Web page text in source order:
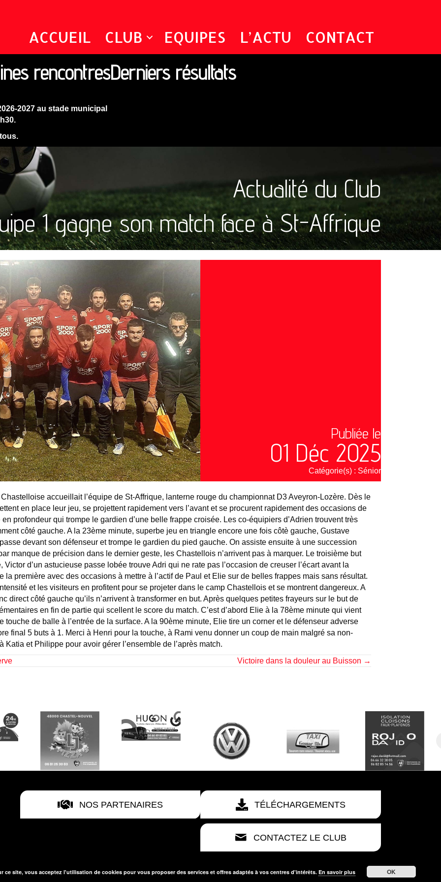
ACCUEIL CLUB EQUIPES L’ACTU CONTACT
rencontresDerniers résultats
2027 au stade municipal
Actualité du Club
1 gagne son match face à St-Affrique
Publiée le
01 Déc 2025
Catégorie(s) : Sénior
accueillait l’équipe de St-Affrique, lanterne rouge du championnat D3 Aveyron-Lozère. Dès le
en place leur jeu, se projettent rapidement vers l’avant et se procurent rapidement des occasions de
profondeur qui trompe le gardien d’une belle frappe croisée. Les co-équipiers d’Adrien trouvent très
côté gauche. A la 23ème minute, superbe jeu en triangle encore une fois côtè gauche, Gustave
devant son défenseur et trompe le gardien du pied gauche. On assiste ensuite à une succession
manque de précision dans le dernier geste, les Chastellois n’arrivent pas à marquer. Le troisième but
d’un astucieuse passe lobée trouve Adri qui ne rate pas l’occasion de creuser l’écart avant la
la première avec des occasions à mettre à l’actif de Paul et Elie sur de belles frappes mais sans résultat.
et les visiteurs en profitent pour se projeter dans le camp Chastellois et se montrent dangereux. A
direct côté gauche qu’ils n’arrivent à transformer en but. Après quelques petites frayeurs sur le but de
en fin de partie qui scellent le score du match. C’est d’abord Elie à la 78ème minute qui vient
de balle à l’entrée de la surface. A la 90ème minute, Elie tire un corner et le défenseur adverse
final 5 buts à 1. Merci à Henri pour la touche, à Rami venu donner un coup de main malgré sa non-
et Philippe pour avoir gérer l’ensemble de l’après match.
Victoire dans la douleur au Buisson →
NOS PARTENAIRES TÉLÉCHARGEMENTS
CONTACTEZ LE CLUB
ce site, vous acceptez l'utilisation de cookies pour vous proposer des services et offres adaptés à vos centres d'intérêts. En savoir plus OK